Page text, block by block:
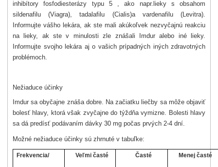
inhibítory fosfodiesterázy typu 5 , ako napr. lieky s obsahom
sildenafilu (Viagra), tadalafilu (Cialis)a vardenafilu (Levitra).
Informujte vášho lekára, ak ste mali akúkoľvek nezvyčajnú reakciu
na lieky, ak ste v minulosti zle znášali Imdur alebo iné lieky.
Informujte svojho lekára aj o vašich prípadných iných zdravotných
problémoch.
Nežiaduce účinky
Imdur sa obyčajne znáša dobre. Na začiatku liečby sa môže objaviť
bolesť hlavy, ktorá však zvyčajne do týždňa vymizne. Bolesti hlavy
sa dá predísť podávaním dávky 30 mg počas prvých 2-4 dní.
Možné nežiaduce účinky sú zhrnuté v tabuľke:
Frekvencia/ Veľmi časté Časté Menej časté